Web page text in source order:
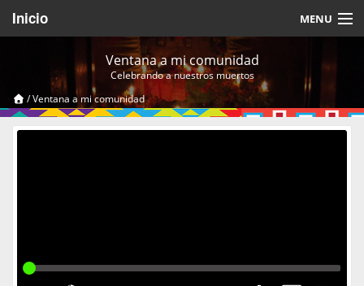
Inicio MENU
Videos Temáticos
Cerrar Sesión
Ventana a mi comunidad
Celebrando a nuestros muertos
/Ventana a mi comunidad